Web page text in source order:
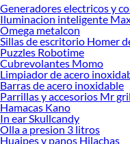
Desde remodelaciones hasta
tus ideas realidad. ¡Visítanos y
Audífonos!
Explora la variedad de
Herramientas, materiales y
renovación de espacios.
ofrecerte!
Encuentra una amplia variedad
Encuentra todo lo necesario
Generadores electricos y
Iluminacion inteligente
Omega metalcon
Sillas de escritorio Homer
Puzzles Robotime
Cubrevolantes Momo
Limpiador de acero
Barras de acero inoxidable
Parrillas y accesorios Mr
Hamacas Kano
In ear Skullcandy
Olla a presion 3 litros
Huaipes y panos Hilachas